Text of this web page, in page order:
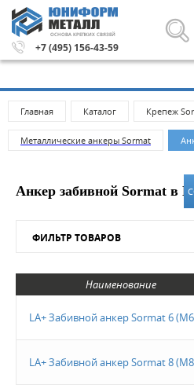
ОСНОВА КРЕПКИХ СВЯЗЕЙ
+7 (495) 156-43-59
рублей.Метизы и
Главная Каталог Крепеж
Металлические анкеры Sormat
Анкер забивной Sormat в
ФИЛЬТР ТОВАРОВ
Цена
Наименование
LA+ Забивной анкер Sormat 6
LA+ Забивной анкер Sormat 8